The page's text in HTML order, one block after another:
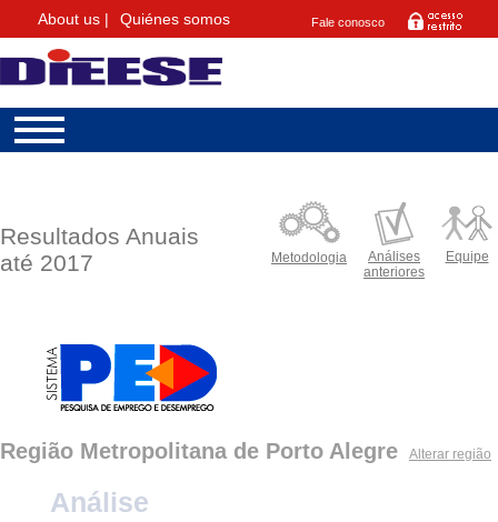
About us | Quiénes somos Fale conosco
Metodologia
Análises
anteriores
Equipe
Resultados Anuais
até 2017
Região Metropolitana de Porto Alegre Alterar região
Análise